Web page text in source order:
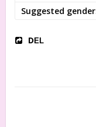
Suggested gender
DEL